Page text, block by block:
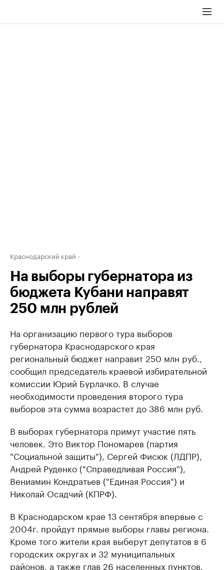
Краснодарский край
На выборы губернатора из
бюджета Кубани направят
250 млн рублей
На организацию первого тура выборов
губернатора Краснодарского края
региональный бюджет направит 250 млн руб.,
сообщил председатель краевой избирательной
комиссии Юрий Бурлачко. В случае
необходимости проведения второго тура
выборов эта сумма возрастет до 386 млн руб.
В выборах губернатора примут участие пять
человек. Это Виктор Пономарев (партия
"Социальной защиты"), Сергей Фисюк (ЛДПР),
Андрей Руденко ("Справедливая Россия"),
Вениамин Кондратьев ("Единая Россия") и
Николай Осадчий (КПРФ).
В Краснодарском крае 13 сентября впервые с
2004г. пройдут прямые выборы главы региона.
Кроме того жители края выберут депутатов в 6
городских округах и 32 муниципальных
районов, а также глав 26 населенных пунктов.